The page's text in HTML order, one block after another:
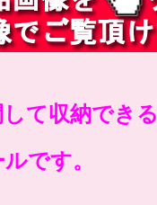
て収納できる
です。